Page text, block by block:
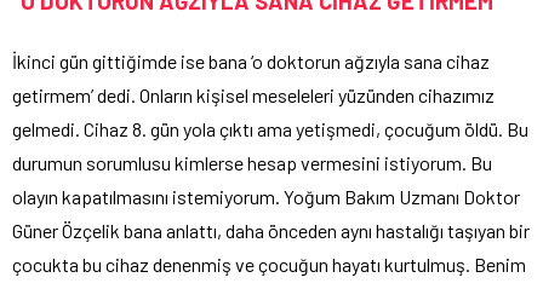
İkinci gün gittiğimde ise bana ‘o doktorun ağzıyla sana cihaz
getirmem’ dedi. Onların kişisel meseleleri yüzünden cihazımız
gelmedi. Cihaz 8. gün yola çıktı ama yetişmedi, çocuğum öldü. Bu
durumun sorumlusu kimlerse hesap vermesini istiyorum. Bu
olayın kapatılmasını istemiyorum. Yoğum Bakım Uzmanı Doktor
Güner Özçelik bana anlattı, daha önceden aynı hastalığı taşıyan bir
çocukta bu cihaz denenmiş ve çocuğun hayatı kurtulmuş. Benim